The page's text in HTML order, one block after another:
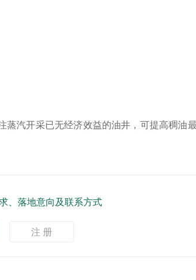
汽开采已无经济效益的油井，可提高稠油
、落地意向及联系方式
注 册